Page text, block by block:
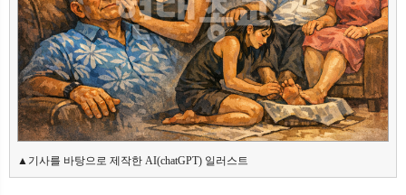
▲기사를 바탕으로 제작한 AI(chatGPT) 일러스트